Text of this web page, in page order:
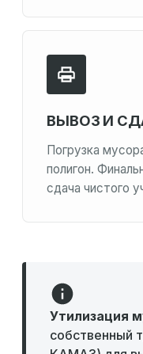
ВЫВОЗ И
Погрузка
полигон.
сдача чистого
Утилизация
собственный